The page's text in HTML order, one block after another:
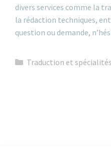
divers services comme la
la rédaction techniques,
question ou demande,
Catégories
Traduction et spécialités